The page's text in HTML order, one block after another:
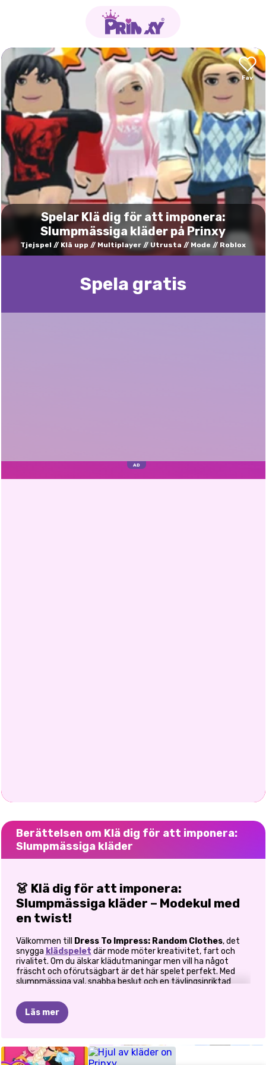
Spelar Klä dig för att imponera:
Slumpmässiga kläder på Prinxy
Tjejspel Klä upp Multiplayer Utrusta Mode Roblox
Spela gratis
Berättelsen om Klä dig för att imponera:
Slumpmässiga kläder
👗 Klä dig för att imponera:
Slumpmässiga kläder – Modekul med
en twist!
Välkommen till Dress To Impress: Random Clothes, det
snygga klädspelet där mode möter kreativitet, fart och
rivalitet. Om du älskar klädutmaningar men vill ha något
fräscht och oförutsägbart är det här spelet perfekt. Med
slumpmässiga val, snabba beslut och en tävlingsinriktad
men det är det som är det roliga!
🌟 Skapa unika looks varje runda
Ditt uppdrag är enkelt: skapa en bländande outfit på bara 2
minuter med hjälp av slumpmässigt givna alternativ för
Läs mer
K-POP MODEKLÄDNINGSTÄVLING
QUEENKA
FASHION
ROBLOX ROBLOX